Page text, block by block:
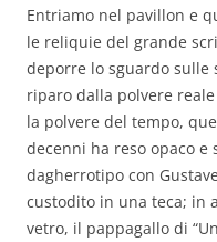
Entriamo nel pavillon e
le reliquie del grande
deporre lo sguardo sulle
riparo dalla polvere
la polvere del tempo,
decenni ha reso opaco e
dagherrotipo con
custodito in una teca; in
vetro, il pappagallo di